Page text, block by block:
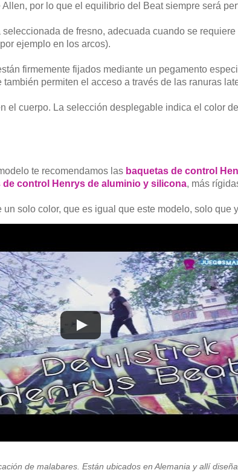
por lo que el equilibrio del Beat siempre será
de fresno, adecuada cuando se
ejemplo en los arcos).
firmemente fijados mediante un pegamento
permiten el acceso a través de las ranuras
el cuerpo. La selección desplegable indica el color
te recomendamos las baquetas de control
de control Henrys de aluminio y silicona, más
solo color, que es igual que este modelo, solo que
de malabares. Están ubicados en Alemania y allí